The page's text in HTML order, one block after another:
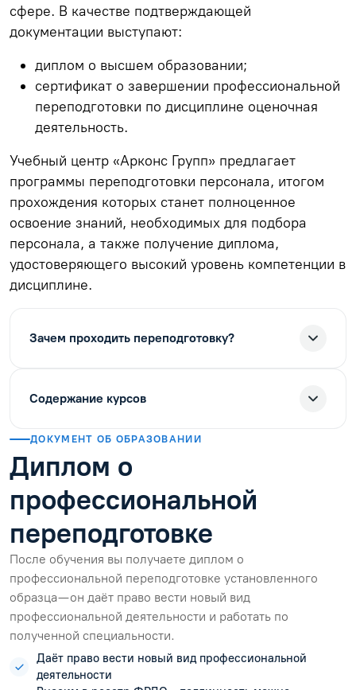
сфере. В качестве подтверждающей
документации выступают:
диплом о высшем образовании;
сертификат о завершении профессиональной
переподготовки по дисциплине оценочная
деятельность.
Учебный центр «Арконс Групп» предлагает
программы переподготовки персонала, итогом
прохождения которых станет полноценное
освоение знаний, необходимых для подбора
персонала, а также получение диплома,
удостоверяющего высокий уровень компетенции в
дисциплине.
Зачем проходить переподготовку?
Содержание курсов
ДОКУМЕНТ ОБ ОБРАЗОВАНИИ
Диплом о
профессиональной
переподготовке
После обучения вы получаете диплом о
профессиональной переподготовке установленного
образца — он даёт право вести новый вид
профессиональной деятельности и работать по
полученной специальности.
Даёт право вести новый вид профессиональной
деятельности